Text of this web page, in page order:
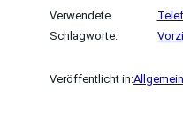
Verwendete
Schlagworte:
Veröffentlicht in:Allgemein